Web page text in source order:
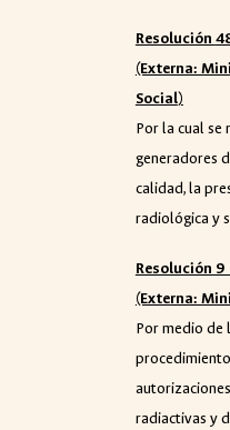
Resolución
(Externa:
Social)
Por la cual se
generadores
calidad, la
radiológica y
Resolución
(Externa:
Por medio de
radiactivas y